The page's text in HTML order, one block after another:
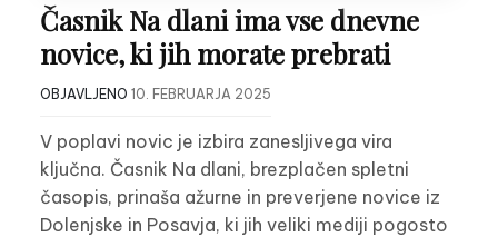
Časnik Na dlani ima vse dnevne
novice, ki jih morate prebrati
OBJAVLJENO 10. FEBRUARJA 2025
V poplavi novic je izbira zanesljivega vira
ključna. Časnik Na dlani, brezplačen spletni
časopis, prinaša ažurne in preverjene novice iz
Dolenjske in Posavja, ki jih veliki mediji pogosto